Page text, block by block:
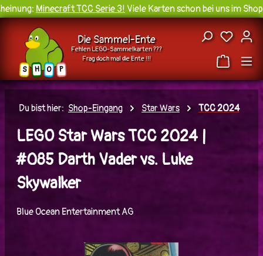
Zum Hauptinhalt springen
Minecraft TCC Serie 3!Viele Karten schon bei uns im Shop
S H O P
Die Sammel-Ente
Fehlen LEGO-Sammelkarten ???
Frag doch mal die Ente !!!
Du
Du bist hier: Shop-Eingang Star Wars TCC 2024
LEGO Star Wars TCC 2024 |
#085 Darth Vader vs. Luke
Skywalker
Blue Ocean Entertainment AG
Bildergalerie überspringen